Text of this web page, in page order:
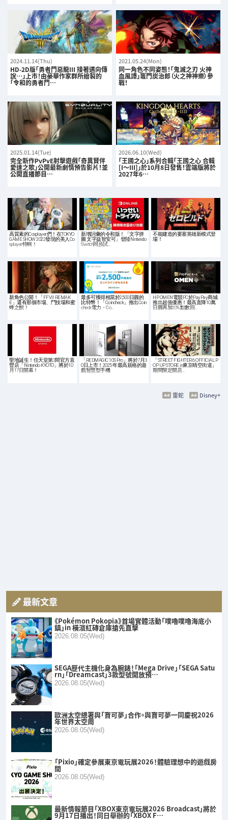
2024.11.14(Thu)
HD-2D版「勇者鬥惡龍III 接著邁向傳
說…」上市！由豪華作家群所繪製的
「令和的勇者鬥…
2021.05.24(Mon)
同一角色不同姿態！「鬼滅之刃 火神
血風譚」竈門炭治郎（火之神神樂）參
戰！
2025.01.14(Tue)
完全新作PvPvE射擊遊戲「奇異賢伴
愛達之歌」公開最新劇情預告影片！並
公開直播節目…
2026.06.10(Wed)
「王國之心」系列合輯「王國之心 合輯
[I～III]」於10月8日發售！雲端版將於
2027年6…
高質素的Cosplayer們！在TOKYO
GAME SHOW 2022發現的美人Co
splayer特輯！
新增詞彙的令和版！「文字拼
圖 文字益智安可」登陸Nintendo
Switch同步試…
不能建造的要塞英雄新模式登
場！
新角色公開！「FFVII REMAK
E」還有那個市場、鬥技場和蜜
蜂之館！
最多可獲得相當於2,500日圓的
比特幣！「Coincheck」推出Coin
check電力・Co…
HP OMEN電競PC於PayPay商城
推出超值優惠！最高直降10萬
日圓再加20%點數回…
聖地誕生！任天堂第3間官方直
營店「Nintendo KYOTO」將於10
月17日開幕！
「REDMAGIC 10S Pro」將於7月3
0日上市！2025 年最高規格的遊
戲智慧型手機
「STREET FIGHTER 6 OFFICIAL P
OP UP STORE in東京晴空街道」
期間限定開店…
Disney+
雷蛇
最新文章
《Pokémon Pokopia》首場實體活動「噗嚕噗嚕海底小
鎮」in 橫濱紅磚倉庫搶先直擊
2026.08.05(Wed)
SEGA歷代主機化身為腕錶！「Mega Drive」「SEGA Satu
rn」「Dreamcast」3款型號開放預…
2026.08.05(Wed)
歐洲太空總署與「寶可夢」合作。與寶可夢一同慶祝2026
年世界太空周
2026.08.05(Wed)
「Pixio」確定參展東京電玩展2026！體驗理想中的遊戲房
間
2026.08.05(Wed)
最新情報節目「XBOX東京電玩展2026 Broadcast」將於
9月17日播出！同日舉辦的「XBOX F…